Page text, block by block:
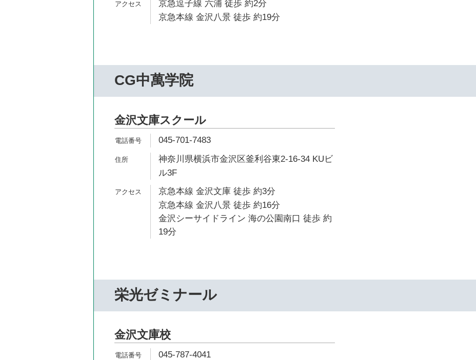
京急逗子線 六浦 徒歩 約2分
京急本線 金沢八景 徒歩 約19分
CG中萬学院
金沢文庫スクール
045-701-7483
神奈川県横浜市金沢区釜利谷東2-16-34 KUビ
ル3F
京急本線 金沢文庫 徒歩 約3分
京急本線 金沢八景 徒歩 約16分
金沢シーサイドライン 海の公園南口 徒歩 約
19分
栄光ゼミナール
金沢文庫校
045-787-4041